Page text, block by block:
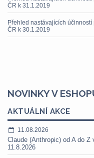
ČR k 31.1.2019
Přehled nastávajících
ČR k 30.1.2019
NOVINKY V
AKTUÁLNÍ AKCE
11.08.2026
Claude (Anthropic) od A do
11.8.2026